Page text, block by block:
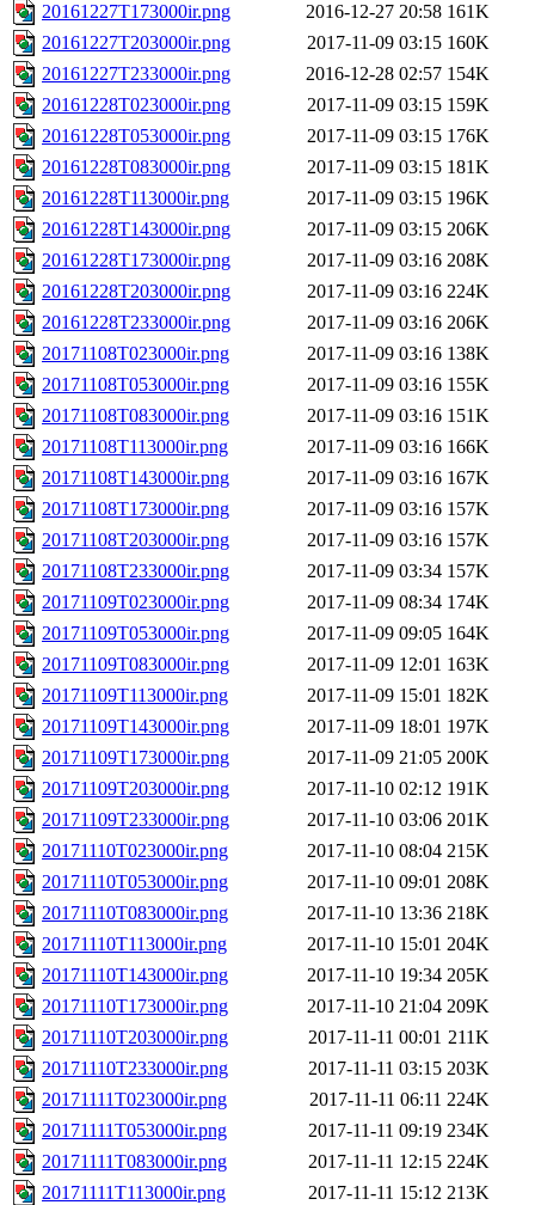
20161227T173000ir.png
2016-12-27 20:58 161K
20161227T203000ir.png
2017-11-09 03:15 160K
20161227T233000ir.png
2016-12-28 02:57 154K
20161228T023000ir.png
2017-11-09 03:15 159K
20161228T053000ir.png
2017-11-09 03:15 176K
20161228T083000ir.png
2017-11-09 03:15 181K
20161228T113000ir.png
2017-11-09 03:15 196K
20161228T143000ir.png
2017-11-09 03:15 206K
20161228T173000ir.png
2017-11-09 03:16 208K
20161228T203000ir.png
2017-11-09 03:16 224K
20161228T233000ir.png
2017-11-09 03:16 206K
20171108T023000ir.png
2017-11-09 03:16 138K
20171108T053000ir.png
2017-11-09 03:16 155K
20171108T083000ir.png
2017-11-09 03:16 151K
20171108T113000ir.png
2017-11-09 03:16 166K
20171108T143000ir.png
2017-11-09 03:16 167K
20171108T173000ir.png
2017-11-09 03:16 157K
20171108T203000ir.png
2017-11-09 03:16 157K
20171108T233000ir.png
2017-11-09 03:34 157K
20171109T023000ir.png
2017-11-09 08:34 174K
20171109T053000ir.png
2017-11-09 09:05 164K
20171109T083000ir.png
2017-11-09 12:01 163K
20171109T113000ir.png
2017-11-09 15:01 182K
20171109T143000ir.png
2017-11-09 18:01 197K
20171109T173000ir.png
2017-11-09 21:05 200K
20171109T203000ir.png
2017-11-10 02:12 191K
20171109T233000ir.png
2017-11-10 03:06 201K
20171110T023000ir.png
2017-11-10 08:04 215K
20171110T053000ir.png
2017-11-10 09:01 208K
20171110T083000ir.png
2017-11-10 13:36 218K
20171110T113000ir.png
2017-11-10 15:01 204K
20171110T143000ir.png
2017-11-10 19:34 205K
20171110T173000ir.png
2017-11-10 21:04 209K
20171110T203000ir.png
2017-11-11 00:01 211K
20171110T233000ir.png
2017-11-11 03:15 203K
20171111T023000ir.png
2017-11-11 06:11 224K
20171111T053000ir.png
2017-11-11 09:19 234K
20171111T083000ir.png
2017-11-11 12:15 224K
20171111T113000ir.png
2017-11-11 15:12 213K